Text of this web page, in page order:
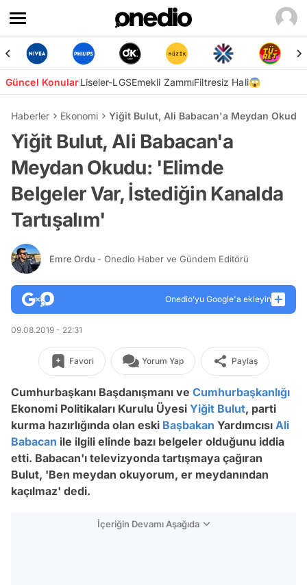
Güncel KonularLiseler-LGSEmekli ZammıFiltresiz Hali😱
Haberler Ekonomi Yiğit Bulut, Ali Babacan'a Meydan
Yiğit Bulut, Ali Babacan'a
Meydan Okudu: 'Elimde
Belgeler Var, İstediğin Kanalda
Tartışalım'
Emre Ordu - Onedio Haber ve Gündem Editörü
Onedio’yu Google'a ekleyin
09.08.2019 - 22:31
Favori Yorum Yap Paylaş
Cumhurbaşkanı Başdanışmanı ve Cumhurbaşkanlığı
Ekonomi Politikaları Kurulu Üyesi Yiğit Bulut, parti
kurma hazırlığında olan eski Başbakan Yardımcısı Ali
Babacan ile ilgili elinde bazı belgeler olduğunu iddia
etti. Babacan'ı televizyonda tartışmaya çağıran
Bulut, 'Ben meydan okuyorum, er meydanından
kaçılmaz' dedi.
İçeriğin Devamı Aşağıda